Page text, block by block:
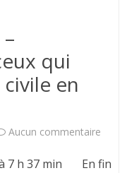
qui
en
Aucun commentaire
D’ou
à 7 h 37 min En fin